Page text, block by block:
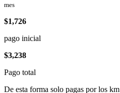
mes
$1,726
pago inicial
$3,238
Pago total
De esta forma solo pagas por los